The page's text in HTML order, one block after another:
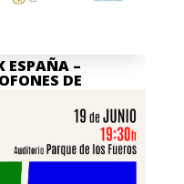
ESPAÑA –
DE
Asociación
"Santa Cecilia"